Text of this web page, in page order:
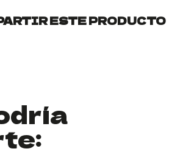
ESTE PRODUCTO